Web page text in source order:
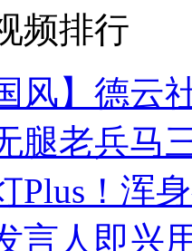
频排行
风】德云
腿老兵马
Plus！浑
言人即兴